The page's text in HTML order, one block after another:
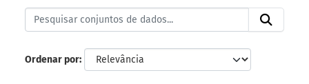
Ordenar por